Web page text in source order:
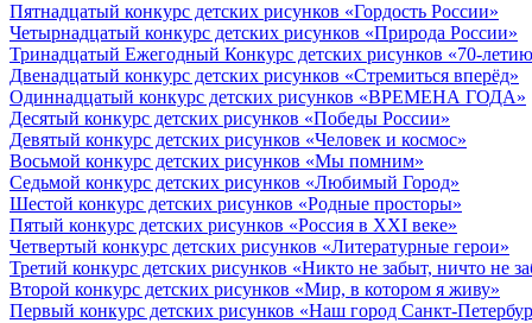
Пятнадцатый конкурс детских рисунков «Гордость России»
Четырнадцатый конкурс детских рисунков «Природа России»
Тринадцатый Ежегодный Конкурс детских рисунков «70-
Двенадцатый конкурс детских рисунков «Стремиться вперёд»
Одиннадцатый конкурс детских рисунков «ВРЕМЕНА ГОДА»
Десятый конкурс детских рисунков «Победы России»
Девятый конкурс детских рисунков «Человек и космос»
Восьмой конкурс детских рисунков «Мы помним»
Седьмой конкурс детских рисунков «Любимый Город»
Шестой конкурс детских рисунков «Родные просторы»
Пятый конкурс детских рисунков «Россия в XXI веке»
Четвертый конкурс детских рисунков «Литературные герои»
Третий конкурс детских рисунков «Никто не забыт, ничто не
Второй конкурс детских рисунков «Мир, в котором я живу»
Первый конкурс детских рисунков «Наш город Санкт-